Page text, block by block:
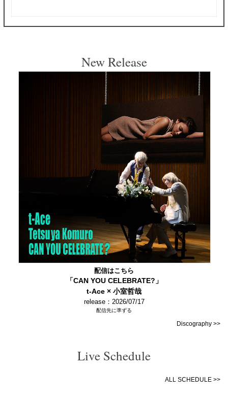
New Release
配信はこちら
「CAN YOU CELEBRATE?」
t-Ace × 小室哲哉
release：2026/07/17
配信先に準ずる
Discography >>
Live Schedule
ALL SCHEDULE >>